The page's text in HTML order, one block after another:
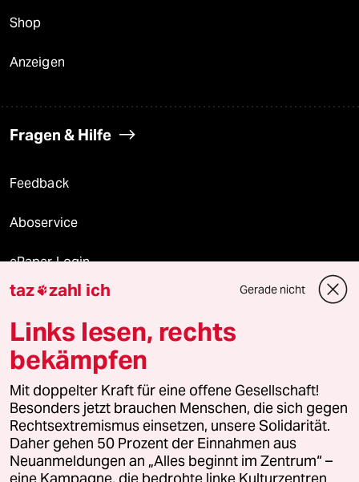
Shop
Anzeigen
Fragen & Hilfe
Feedback
Aboservice
ePaper Login
Downloads für Abonnierende
© 2026 taz Verlags und Vertriebs GmbH
Alle Rechte vorbehalten. Bei rechtlichen Fragen oder für Genehmigungen
wenden Sie sich bitte an
lizenzen@taz.de
Feedback Redaktionsstatut Kommune-Richtlinien
taz zahl ich Gerade nicht
Links lesen, rechts
bekämpfen
Mit doppelter Kraft für eine offene Gesellschaft!
Besonders jetzt brauchen Menschen, die sich gegen
Rechtsextremismus einsetzen, unsere Solidarität.
Daher gehen 50 Prozent der Einnahmen aus
Neuanmeldungen an „Alles beginnt im Zentrum“ –